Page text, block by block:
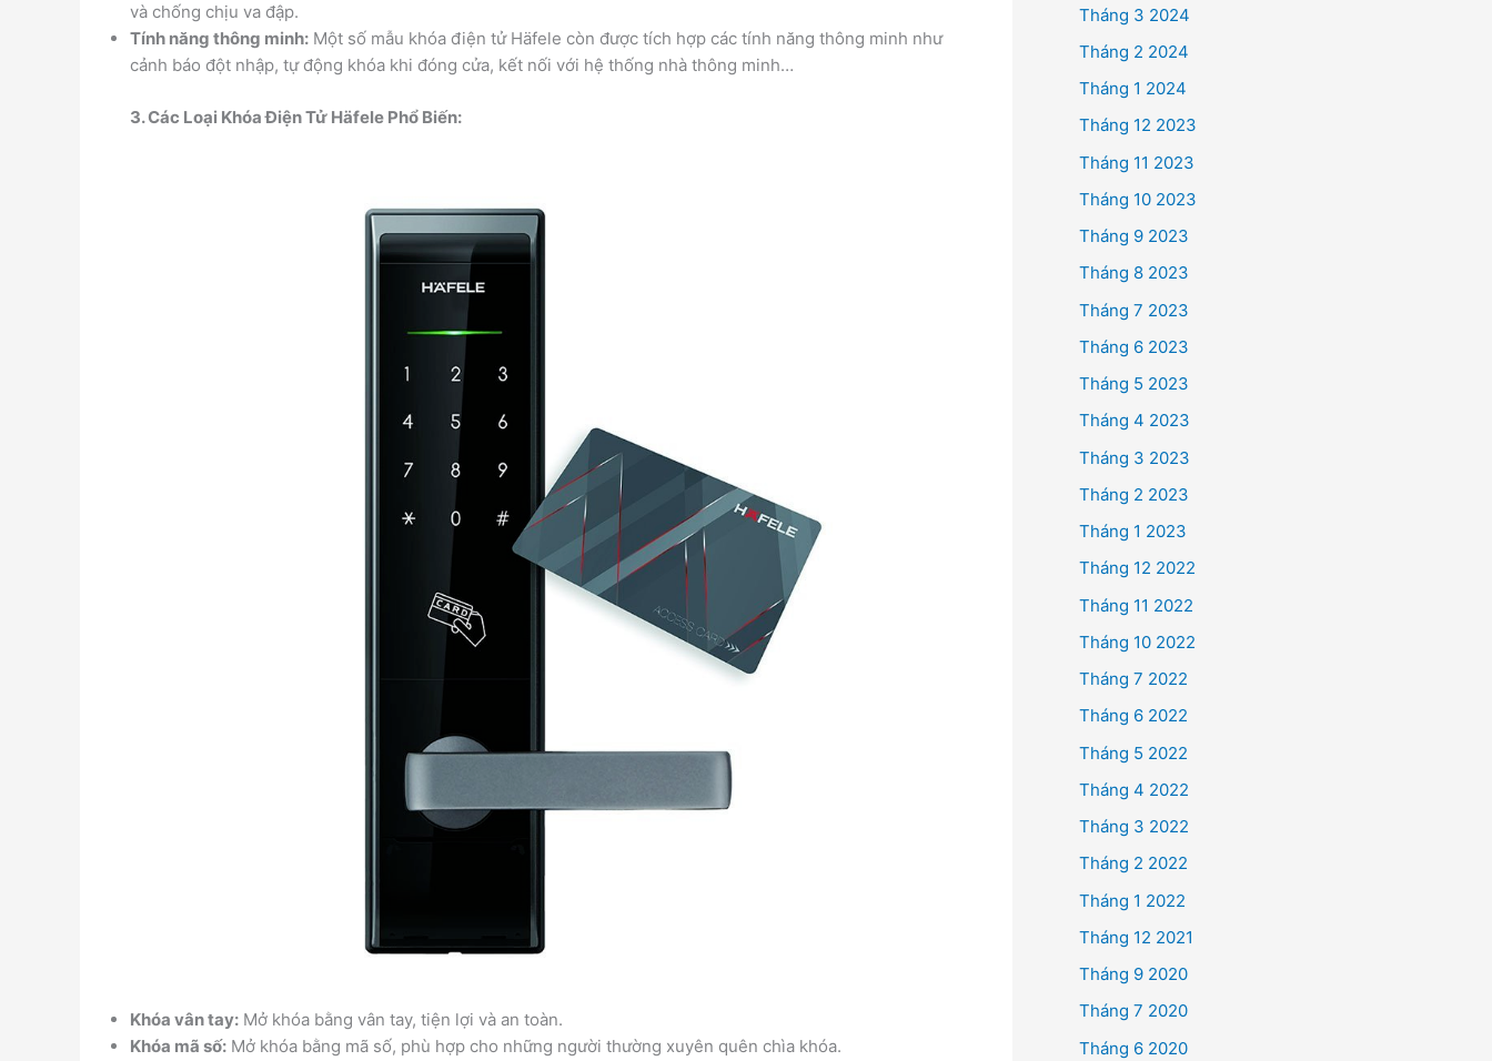
và chống chịu va đập.
Tính năng thông minh: Một số mẫu khóa điện tử Häfele còn được tích hợp các tính năng thông minh như
cảnh báo đột nhập, tự động khóa khi đóng cửa, kết nối với hệ thống nhà thông minh…
3. Các Loại Khóa Điện Tử Häfele Phổ Biến:
Khóa vân tay: Mở khóa bằng vân tay, tiện lợi và an toàn.
Khóa mã số: Mở khóa bằng mã số, phù hợp cho những người thường xuyên quên chìa khóa.
Tháng 3 2024
Tháng 2 2024
Tháng 1 2024
Tháng 12 2023
Tháng 11 2023
Tháng 10 2023
Tháng 9 2023
Tháng 8 2023
Tháng 7 2023
Tháng 6 2023
Tháng 5 2023
Tháng 4 2023
Tháng 3 2023
Tháng 2 2023
Tháng 1 2023
Tháng 12 2022
Tháng 11 2022
Tháng 10 2022
Tháng 7 2022
Tháng 6 2022
Tháng 5 2022
Tháng 4 2022
Tháng 3 2022
Tháng 2 2022
Tháng 1 2022
Tháng 12 2021
Tháng 9 2020
Tháng 7 2020
Tháng 6 2020